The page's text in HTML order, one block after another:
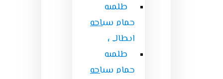
طلمبه
حمام سباحه
ايطالى
طلمبه
حمام سباحه